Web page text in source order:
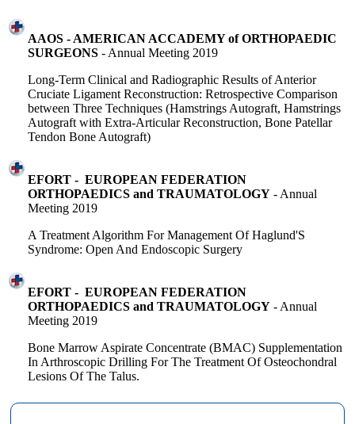
AAOS - AMERICAN ACCADEMY of ORTHOPAEDIC
SURGEONS - Annual Meeting 2019
Long-Term Clinical and Radiographic Results of Anterior
Cruciate Ligament Reconstruction: Retrospective Comparison
between Three Techniques (Hamstrings Autograft, Hamstrings
Autograft with Extra-Articular Reconstruction, Bone Patellar
Tendon Bone Autograft)
EFORT - EUROPEAN FEDERATION
ORTHOPAEDICS and TRAUMATOLOGY - Annual
Meeting 2019
A Treatment Algorithm For Management Of Haglund'S
Syndrome: Open And Endoscopic Surgery
EFORT - EUROPEAN FEDERATION
ORTHOPAEDICS and TRAUMATOLOGY - Annual
Meeting 2019
Bone Marrow Aspirate Concentrate (BMAC) Supplementation
In Arthroscopic Drilling For The Treatment Of Osteochondral
Lesions Of The Talus.